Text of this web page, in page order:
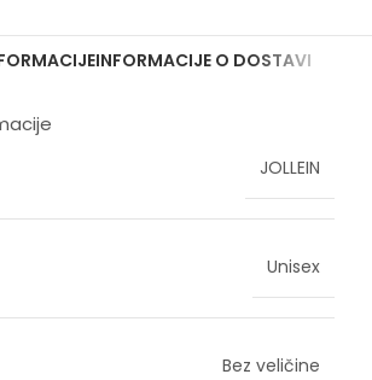
INFORMACIJE O DOSTAVI
JOLLEIN
Unisex
Bez veličine